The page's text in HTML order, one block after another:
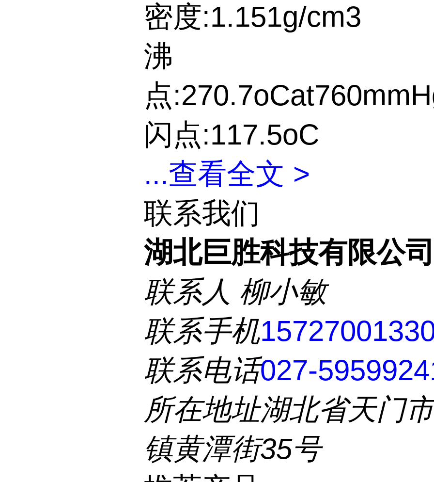
密度:1.151g/cm3
沸
点
闪点:117.5oC
...查看全文 >
联系我们
湖北巨胜科技有限公司
联系人 柳小敏
联系手机
联系电话027-
所在地址湖北省天门
镇黄潭街35号